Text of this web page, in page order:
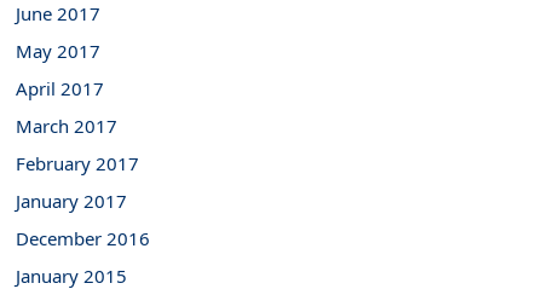
June 2017
May 2017
April 2017
March 2017
February 2017
January 2017
December 2016
January 2015